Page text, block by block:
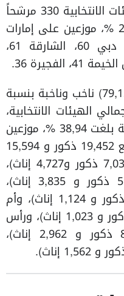
وفد ترشح من بين أعضاء الهيئات الانتخابية 330 مرشحاً
منهم 74 امرأة بنسبة بلغت 22 %، موزعين على إمارات
الدولة كالتالي: أبوظبي 89، دبي 60، الشارقة 61،
وشارك في عملية الاقتراع (79,157) ناخب وناخبة بنسبة
% من اجمالي الهيئات الانتخابية،
من بينهم (30,827) امرأة بنسبة بلغت 38,94 %، موزعين
كالتالي: أبوظبي (35,046 بواقع 19,452 ذكور و 15,594
إناث)، ودبي (11,760 بواقع 7,033 ذكور و4,727 إناث)،
والشارقة (9,585 بواقع 5,750 ذكور و 3,835 إناث)،
وعجمان (2,965 بواقع 1,841 ذكور و 1,124 إناث)، وأم
القيوين (2,882 بواقع 1,859 ذكور و 1,023 إناث)، ورأس
الخيمة (11,444 بواقع 8,482 ذكور و 2,962 إناث)،